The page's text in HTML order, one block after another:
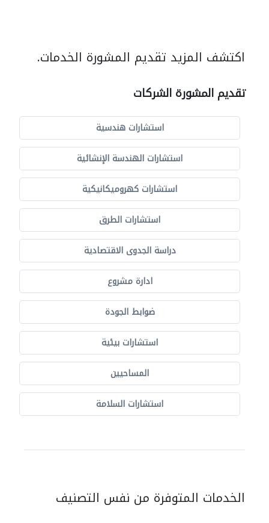
اكتشف المزيد تقديم المشورة الخدمات.
تقديم المشورة الشركات
استشارات هندسية
استشارات الهندسة الإنشائية
استشارات كهروميكانيكية
استشارات الطرق
دراسة الجدوى الاقتصادية
ادارة مشروع
ضوابط الجودة
استشارات بيئية
المساحيين
استشارات السلامة
الخدمات المتوفرة من نفس التصنيف